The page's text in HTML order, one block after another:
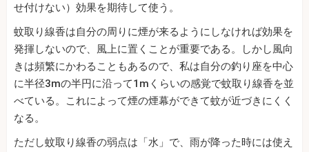
せ付けない）効果を期待して使う。
蚊取り線香は自分の周りに煙が来るようにしなければ効果を
発揮しないので、風上に置くことが重要である。しかし風向
きは頻繁にかわることもあるので、私は自分の釣り座を中心
に半径3mの半円に沿って1mくらいの感覚で蚊取り線香を並
べている。これによって煙の煙幕ができて蚊が近づきにくく
なる。
ただし蚊取り線香の弱点は「水」で、雨が降った時には使え